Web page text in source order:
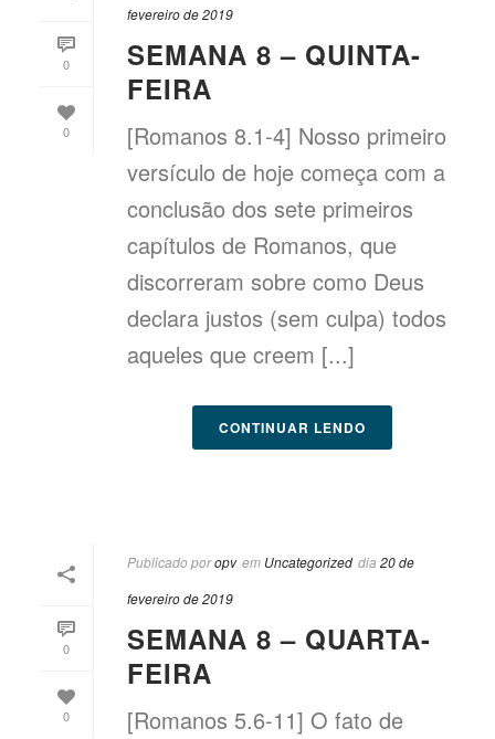
0
0
fevereiro de 2019
SEMANA 8 – QUINTA-
FEIRA
[Romanos 8.1-4] Nosso primeiro
versículo de hoje começa com a
conclusão dos sete primeiros
capítulos de Romanos, que
discorreram sobre como Deus
declara justos (sem culpa) todos
aqueles que creem [...]
CONTINUAR LENDO
0
0
Publicado poropv em Uncategorized dia 20 de
fevereiro de 2019
SEMANA 8 – QUARTA-
FEIRA
[Romanos 5.6-11] O fato de